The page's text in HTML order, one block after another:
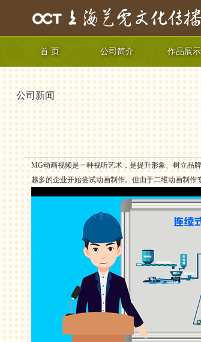
首 页 公司简介 作品展示
公司新闻
MG动画视频是一种视听艺术，是提升形象、树立品
越多的企业开始尝试动画制作。但由于二维动画制